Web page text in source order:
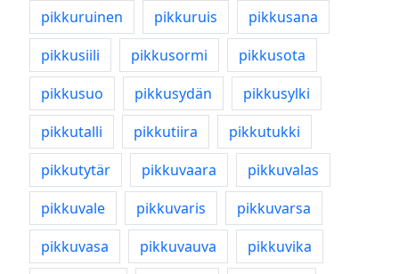
pikkuruinen
pikkuruis
pikkusana
pikkusiili
pikkusormi
pikkusota
pikkusuo
pikkusydän
pikkusylki
pikkutalli
pikkutiira
pikkutukki
pikkutytär
pikkuvaara
pikkuvalas
pikkuvale
pikkuvaris
pikkuvarsa
pikkuvasa
pikkuvauva
pikkuvika